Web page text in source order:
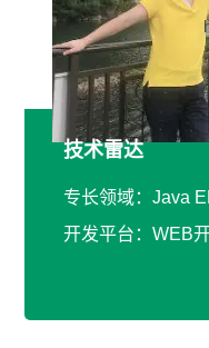
技术雷达
专长领域：Java
开发平台：WEB